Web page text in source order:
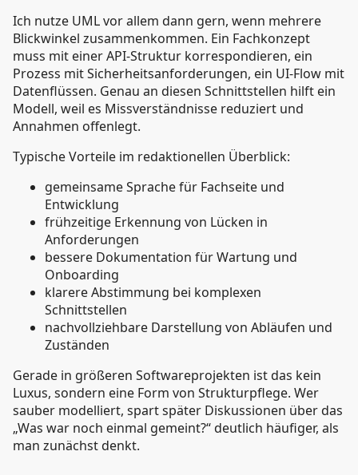
Ich nutze UML vor allem dann gern, wenn mehrere
Blickwinkel zusammenkommen. Ein Fachkonzept
muss mit einer API-Struktur korrespondieren, ein
Prozess mit Sicherheitsanforderungen, ein UI-Flow mit
Datenflüssen. Genau an diesen Schnittstellen hilft ein
Modell, weil es Missverständnisse reduziert und
Annahmen offenlegt.
Typische Vorteile im redaktionellen Überblick:
gemeinsame Sprache für Fachseite und
Entwicklung
frühzeitige Erkennung von Lücken in
Anforderungen
bessere Dokumentation für Wartung und
Onboarding
klarere Abstimmung bei komplexen
Schnittstellen
nachvollziehbare Darstellung von Abläufen und
Zuständen
Gerade in größeren Softwareprojekten ist das kein
Luxus, sondern eine Form von Strukturpflege. Wer
sauber modelliert, spart später Diskussionen über das
„Was war noch einmal gemeint?“ deutlich häufiger, als
man zunächst denkt.